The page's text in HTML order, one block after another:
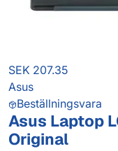
SEK 207.35
Asus
Beställningsvara
Asus Laptop
Original